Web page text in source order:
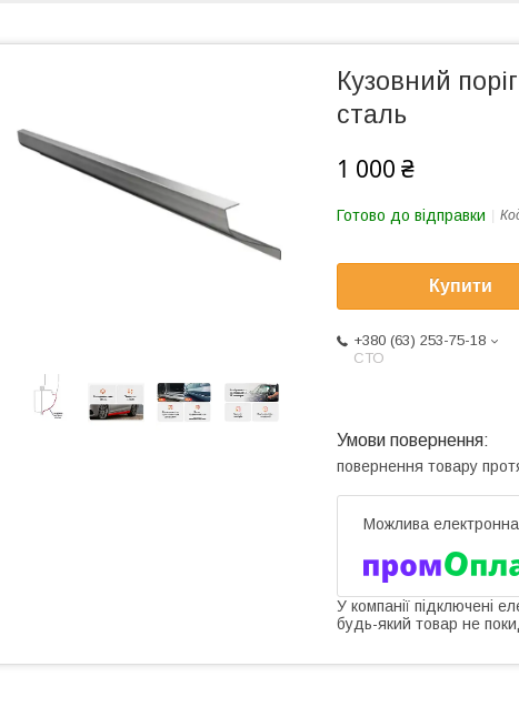
Кузовний
сталь
1 000 ₴
Готово до відправки
Купити
+380 (63) 253-75-18
СТО
повернення товару
У компанії підключені
будь-який товар не